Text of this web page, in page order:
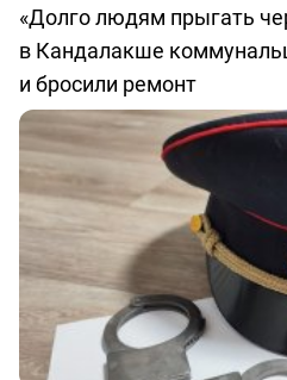
«Долго людям прыгать
в Кандалакше
и бросили ремонт